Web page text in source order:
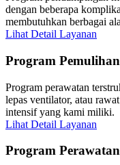
dengan beberapa
membutuhkan berbagai
Lihat Detail Layanan
Program
Program perawatan
lepas ventilator, atau
intensif yang kami miliki.
Lihat Detail Layanan
Program